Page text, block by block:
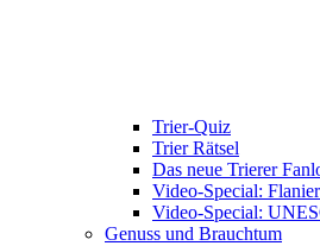
Trier-Quiz
Trier Rätsel
Das neue Trierer
Video-Special:
Video-Special:
Genuss und Brauchtum